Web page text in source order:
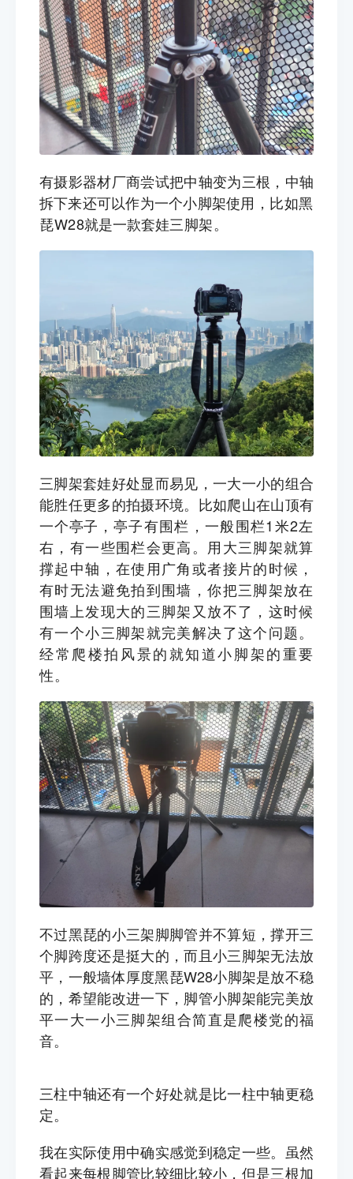
有摄影器材厂商尝试把中轴变为三根，中轴
拆下来还可以作为一个小脚架使用， 比如黑
琵W28就是一款套娃三脚架。
三脚架套娃好处显而易见，一大一小的组合
能胜任更多的拍摄环境。比如爬山在山顶有
一个亭子， 亭子有围栏，一般围栏1米2左
右，有一些围栏会更高。用大三脚架就算
撑起中轴，在使用广角或者接片的时候，
有时无法避免拍到围墙，你把三脚架放在
围墙上发现大的三脚架又放不了，这时候
有一个小三脚架就完美解决了这个问题。
经常爬楼拍风景的就知道小脚架的重要
性。
不过黑琵的小三架脚脚管并不算短，撑开三
个脚跨度还是挺大的，而且小三脚架无法放
平，一般墙体厚度黑琵W28小脚架是放不稳
的，希望能改进一下，脚管小脚架能完美放
平一大一小三脚架组合简直是爬楼党的福
音。
三柱中轴还有一个好处就是比一柱中轴更稳
定。
我在实际使用中确实感觉到稳定一些。虽然
看起来每根脚管比较细比较小，但是三根加